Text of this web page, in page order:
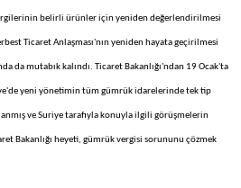
belirli ürünler için yeniden değerlendirilmesi
Ticaret Anlaşması'nın yeniden hayata geçirilmesi
da mutabık kalındı. Ticaret Bakanlığı'ndan 19 Ocak'ta
yeni yönetimin tüm gümrük idarelerinde tek tip
ve Suriye tarafıyla konuyla ilgili görüşmelerin
Bakanlığı heyeti, gümrük vergisi sorununu çözmek